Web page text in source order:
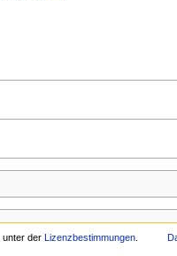
unter der Lizenzbestimmungen